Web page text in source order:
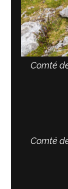
Comté
Comté